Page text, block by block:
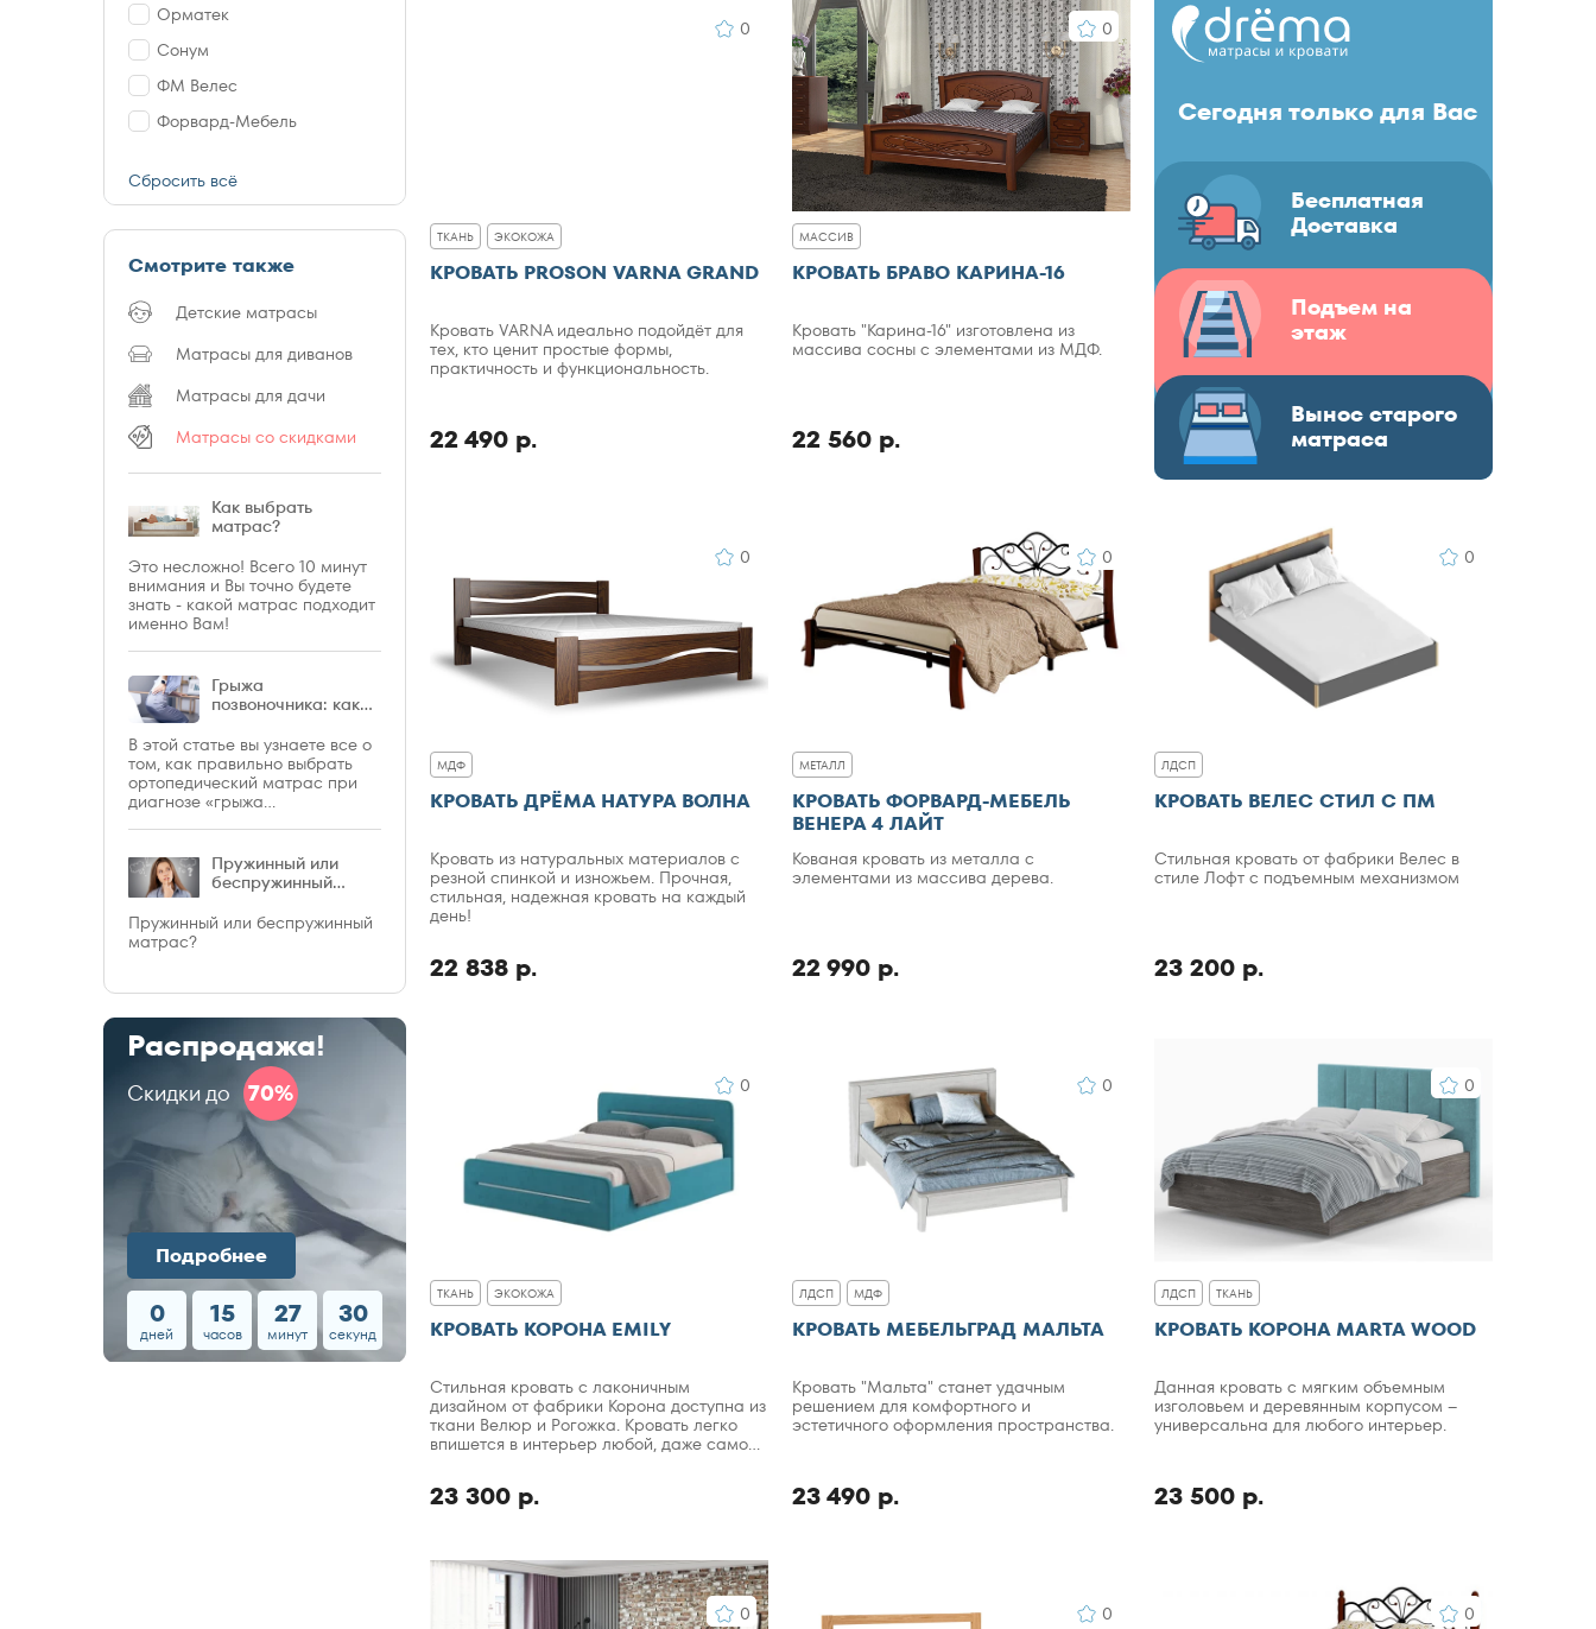
Орматек
Сонум
ФМ Велес
Форвард-Мебель
Сбросить всё
Смотрите также
Детские матрасы
Матрасы для диванов
Матрасы для дачи
Матрасы со скидками
Как выбрать
матрас?
Это несложно! Всего 10 минут
внимания и Вы точно будете
знать - какой матрас подходит
именно Вам!
Грыжа
позвоночника: какой
В этой статье вы узнаете все о
том, как правильно выбрать
ортопедический матрас при
диагнозе «грыжа
Пружинный или
беспружинный
Пружинный или беспружинный
матрас?
Распродажа!
Скидки до 70%
Подробнее
0
дней
15
часов
27
минут
29
секунд
0
ТКАНЬ ЭКОКОЖА
КРОВАТЬ PROSON VARNA GRAND
Кровать VARNA идеально подойдёт для
тех, кто ценит простые формы,
практичность и функциональность.
22 490 р.
0
МАССИВ
КРОВАТЬ БРАВО КАРИНА-16
Кровать "Карина-16" изготовлена из
массива сосны с элементами из МДФ.
22 560 р.
Сегодня только для Вас
Бесплатная
Доставка
Подъем на
этаж
Вынос старого
матраса
0
МДФ
КРОВАТЬ ДРЁМА НАТУРА ВОЛНА
Кровать из натуральных материалов с
резной спинкой и изножьем. Прочная,
стильная, надежная кровать на каждый
день!
22 838 р.
0
МЕТАЛЛ
КРОВАТЬ ФОРВАРД-МЕБЕЛЬ
ВЕНЕРА 4 ЛАЙТ
Кованая кровать из металла с
элементами из массива дерева.
22 990 р.
0
ЛДСП
КРОВАТЬ ВЕЛЕС СТИЛ С ПМ
Стильная кровать от фабрики Велес в
стиле Лофт с подъемным механизмом
23 200 р.
0
ТКАНЬ ЭКОКОЖА
КРОВАТЬ КОРОНА EMILY
Стильная кровать с лаконичным
дизайном от фабрики Корона доступна из
ткани Велюр и Рогожка. Кровать легко
впишется в интерьер любой, даже самой
23 300 р.
0
ЛДСП МДФ
КРОВАТЬ МЕБЕЛЬГРАД МАЛЬТА
Кровать "Мальта" станет удачным
решением для комфортного и
эстетичного оформления пространства.
23 490 р.
0
ЛДСП ТКАНЬ
КРОВАТЬ КОРОНА MARTA WOOD
Данная кровать с мягким объемным
изголовьем и деревянным корпусом –
универсальна для любого интерьер.
23 500 р.
0 0 0